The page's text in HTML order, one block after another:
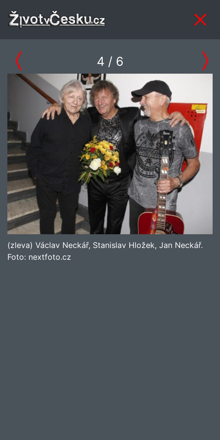
4 / 6
(zleva) Václav Neckář, Stanislav Hložek, Jan Neckář.
Foto: nextfoto.cz